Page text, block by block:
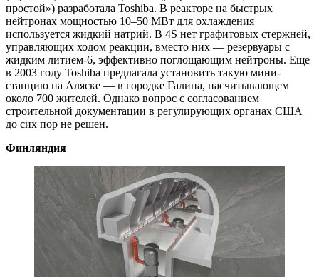
простой») разработала Toshiba. В реакторе на быстрых
нейтронах мощностью 10–50 МВт для охлаждения
используется жидкий натрий. В 4S нет графитовых стержней,
управляющих ходом реакции, вместо них — ​резервуары с
жидким литием‑6, эффективно поглощающим нейтроны. Еще
в 2003 году Toshiba предлагала установить такую мини-
станцию на Аляске — ​в городке Галина, насчитывающем
около 700 жителей. Однако вопрос с согласованием
строительной документации в регулирующих органах США
до сих пор не решен.
Финляндия